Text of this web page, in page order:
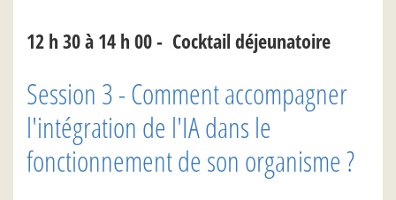
12 h 30 à 14 h 00 - Cocktail déjeunatoire
Session 3 - Comment accompagner
l'intégration de l'IA dans le
fonctionnement de son organisme ?